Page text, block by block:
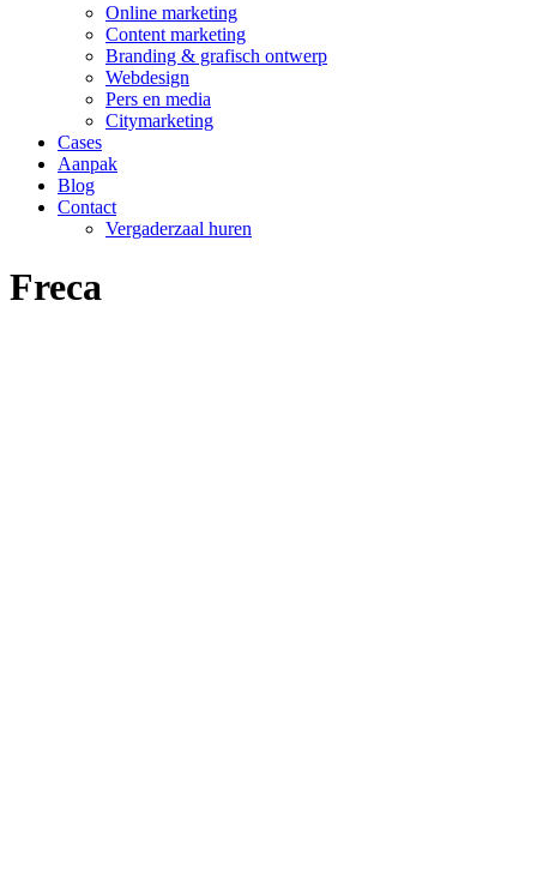
Online marketing
Content marketing
Branding & grafisch ontwerp
Webdesign
Pers en media
Citymarketing
Cases
Aanpak
Blog
Contact
Vergaderzaal huren
Freca